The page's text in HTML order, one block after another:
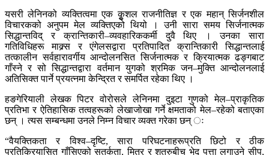
यसरी लेनिनको व्यक्तित्वमा एक कुृशल राजनीतिज्ञ र एक महान् सिर्जनशील
विचारकको अनुपम मेल व्यक्तिएको थियो । उनी सारा समय सिर्जनात्मक
सिद्धान्तविद् र क्रान्तिकारी–व्यवहारिककर्मी दुवै थिए । उनका सारा
गतिविधिहरू माक्र्स र एंगेलसद्वारा प्रतिपादित क्रान्तिकारी सिद्धान्तलाई
तत्कालीन सर्वहारावर्गीय आन्दोलनसित सिर्जनात्मक र क्रियात्मक ढङ्गबाट
गाँस्ने र सो सिद्धान्तद्वारा वर्तमान युगको श्रमिक जन–मुक्ति आन्दोलनलाई
अतिसिक्त पार्ने प्रयत्नमा केन्द्रित र समर्पित रहेका थिए ।
हङगेरियाली लेखक पिटर वोरोसले लेनिनमा दुइटा गुणको मेल–प्राकृतिक
प्रतिभा र ऐतिहासिक तत्वहरूको लेखाजोखा गर्ने क्षमताको मेल–रहेको बताएका
छन् । त्यस सम्बन्धमा उनले निम्न विचार व्यक्त गरेका छन् ः
“वैयक्तिकता र विश्व–दृष्टि, सारा परिघटनाहरूप्रति छिटो र ठीक
प्रतिक्रियासित गाँसिएको सतर्कता, मित्र र शत्रुबीच भेद पत्ता लगाउने सीप,